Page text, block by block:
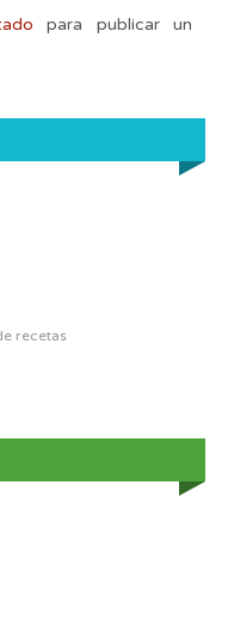
para publicar un
recetas